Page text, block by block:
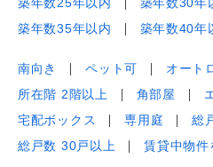
築年数25年以内
築年数30年
築年数35年以内
築年数40年
南向き ペット可
オート
所在階 2階以上
角部屋
宅配ボックス
専用庭
総
総戸数 30戸以上
賃貸中物件